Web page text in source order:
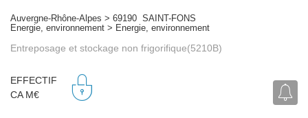
Auvergne-Rhône-Alpes > 69190 SAINT-FONS
Energie, environnement > Energie, environnement
Entreposage et stockage non frigorifique(5210B)
EFFECTIF
CA M€